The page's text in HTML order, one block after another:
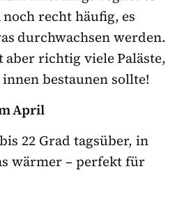
recht häufig, es
durchwachsen werden.
aber richtig viele Paläste,
bestaunen sollte!
April
22 Grad tagsüber, in
wärmer – perfekt für